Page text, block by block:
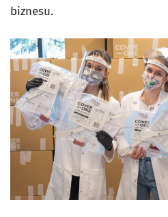
biznesu.